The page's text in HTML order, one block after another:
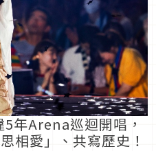
5年Arena巡迴開唱，
相愛」、共寫歷史！